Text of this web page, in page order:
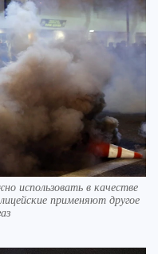
использовать в качестве
применяют другое